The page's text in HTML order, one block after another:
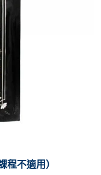
程不適用）